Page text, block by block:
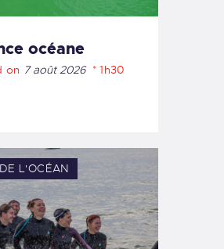
océane
on 7 août 2026 1h30
L'OCÉAN